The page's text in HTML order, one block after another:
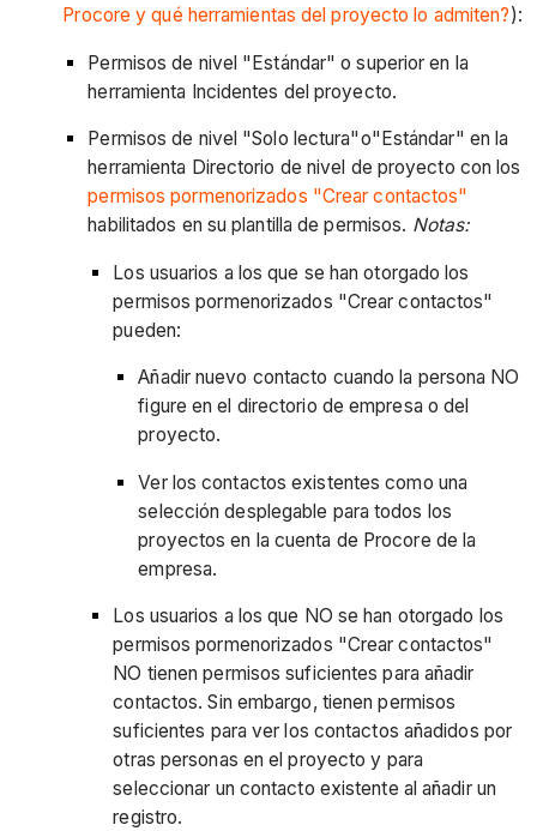
Procore y qué herramientas del proyecto lo admiten?):
Permisos de nivel "Estándar" o superior en la
herramienta Incidentes del proyecto.
Permisos de nivel "Solo lectura"o"Estándar" en la
herramienta Directorio de nivel de proyecto con los
permisos pormenorizados "Crear contactos"
habilitados en su plantilla de permisos. Notas:
Los usuarios a los que se han otorgado los
permisos pormenorizados "Crear contactos"
pueden:
Añadir nuevo contacto cuando la persona NO
figure en el directorio de empresa o del
proyecto.
Ver los contactos existentes como una
selección desplegable para todos los
proyectos en la cuenta de Procore de la
empresa.
Los usuarios a los que NO se han otorgado los
permisos pormenorizados "Crear contactos"
NO tienen permisos suficientes para añadir
contactos. Sin embargo, tienen permisos
suficientes para ver los contactos añadidos por
otras personas en el proyecto y para
seleccionar un contacto existente al añadir un
registro.